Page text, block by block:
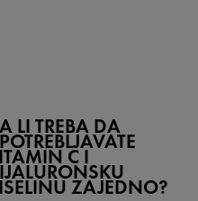
LI TREBA DA
C I
ZAJEDNO?